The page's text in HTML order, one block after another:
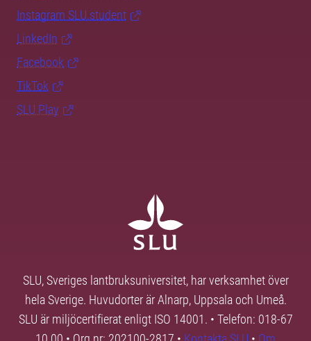
Instagram SLU.student
LinkedIn
Facebook
TikTok
SLU Play
SLU, Sveriges lantbruksuniversitet, har verksamhet över
hela Sverige. Huvudorter är Alnarp, Uppsala och Umeå.
SLU är miljöcertifierat enligt ISO 14001. • Telefon: 018-67